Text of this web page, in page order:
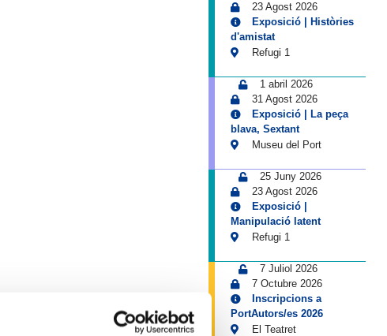
23 Agost 2026
Exposició | Històries
d'amistat
Refugi 1
1 abril 2026
31 Agost 2026
Exposició | La peça
blava, Sextant
Museu del Port
25 Juny 2026
23 Agost 2026
Exposició |
Manipulació latent
Refugi 1
7 Juliol 2026
7 Octubre 2026
Inscripcions a
PortAutors/es 2026
El Teatret